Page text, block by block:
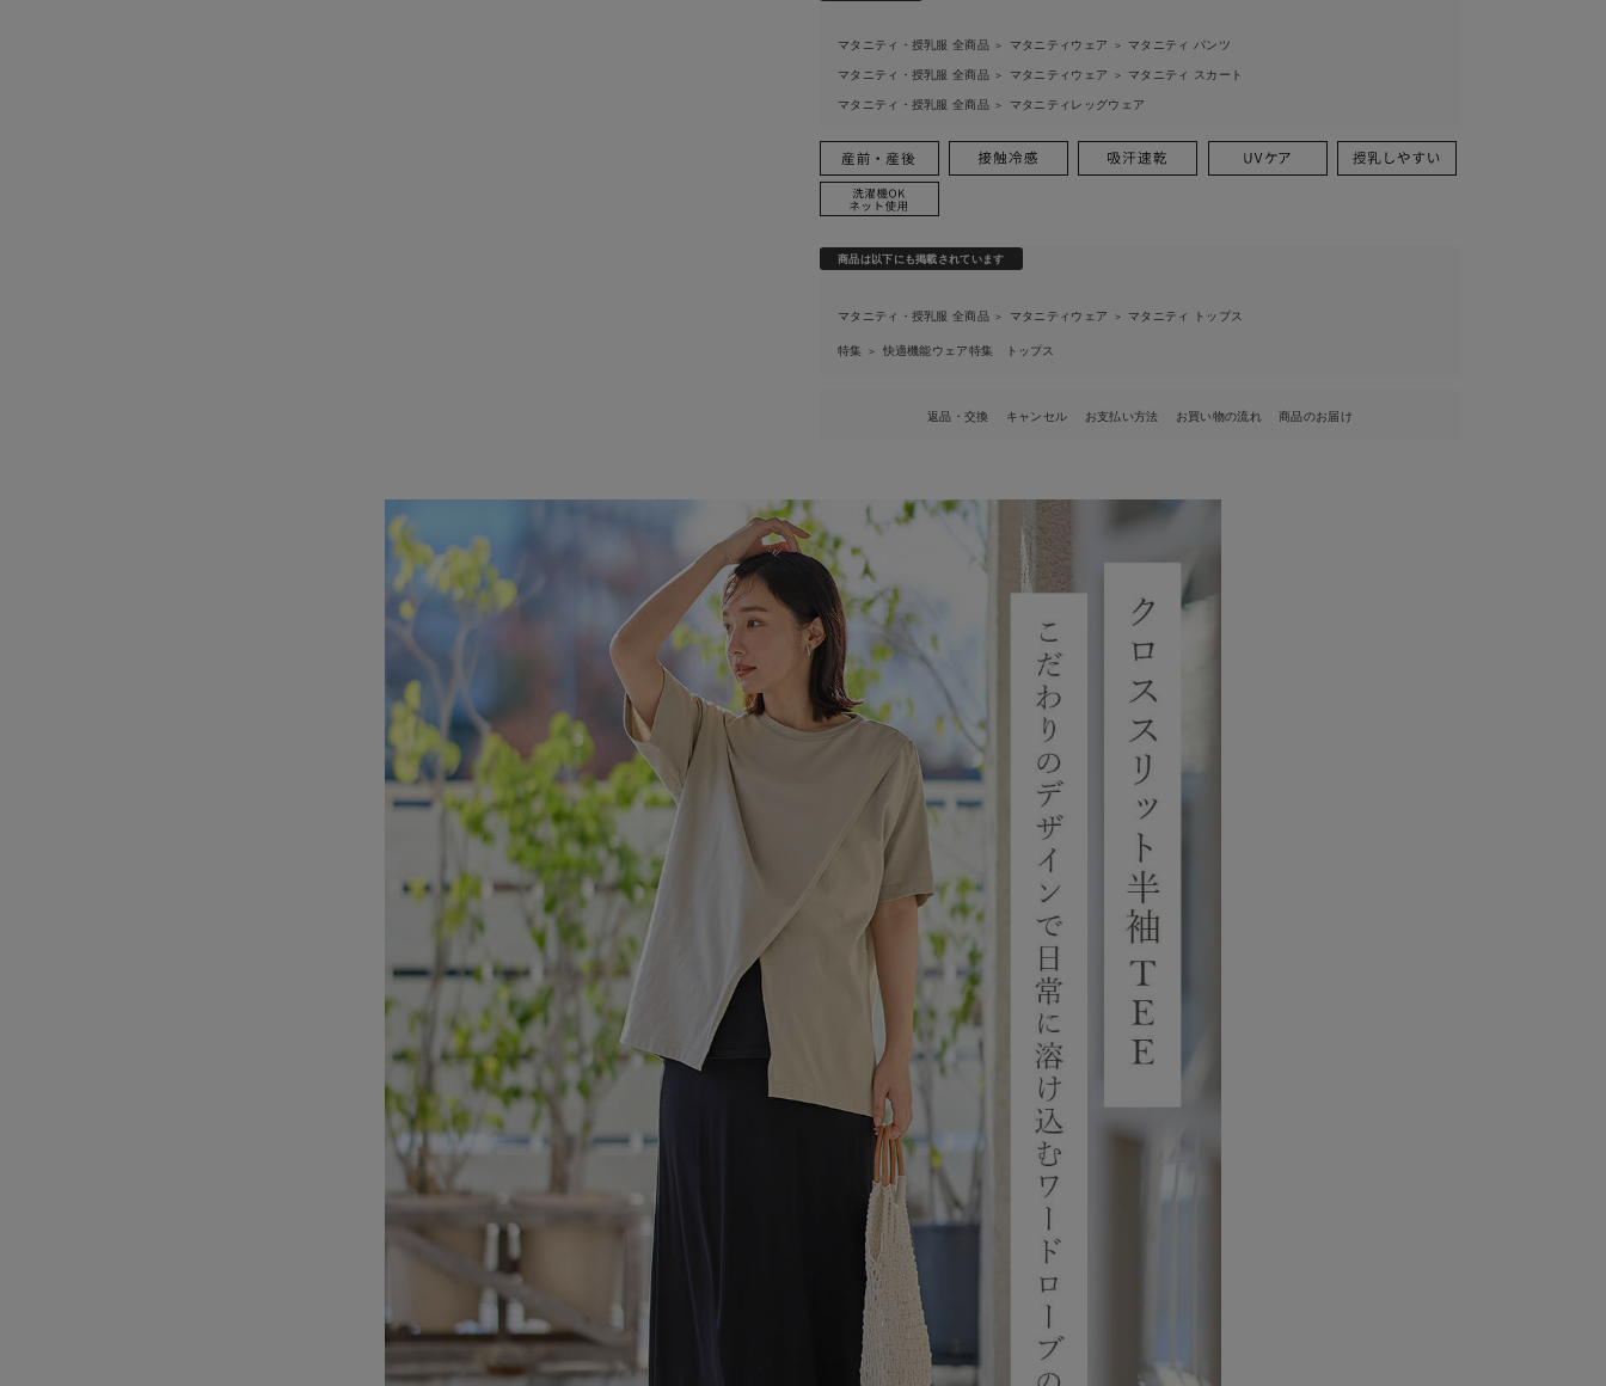
マタニティ・授乳服 全商品 ＞ マタニティウェア ＞ マタニティ パンツ
マタニティ・授乳服 全商品 ＞ マタニティウェア ＞ マタニティ スカート
マタニティ・授乳服 全商品 ＞ マタニティレッグウェア
商品は以下にも掲載されています
マタニティ・授乳服 全商品 ＞ マタニティウェア ＞ マタニティ トップス
特集 ＞ 快適機能ウェア特集 トップス
返品・交換 キャンセル お支払い方法 お買い物の流れ 商品のお届け